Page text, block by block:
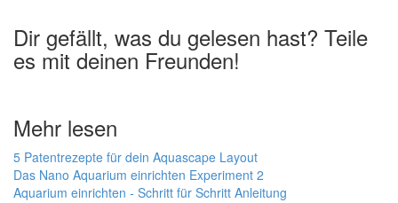
Dir gefällt, was du gelesen hast? Teile
es mit deinen Freunden!
Mehr lesen
5 Patentrezepte für dein Aquascape Layout
Das Nano Aquarium einrichten Experiment 2
Aquarium einrichten - Schritt für Schritt Anleitung